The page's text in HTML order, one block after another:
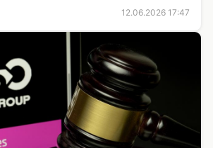
amerykańskiego prezydenta. Stawka
12.06.2026 17:47